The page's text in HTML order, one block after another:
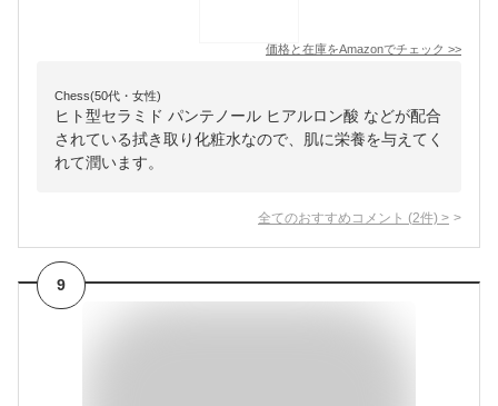
価格と在庫をAmazonでチェック >>
Chess(50代・女性)
ヒト型セラミド パンテノール ヒアルロン酸 などが配合
されている拭き取り化粧水なので、肌に栄養を与えてく
れて潤います。
全てのおすすめコメント (2件) >
9